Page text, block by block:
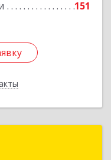
151
Подробнее